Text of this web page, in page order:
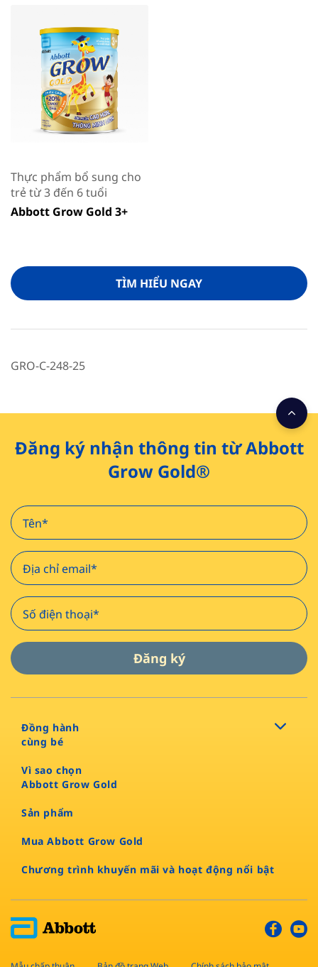
Thực phẩm bổ sung cho
trẻ từ 3 đến 6 tuổi
Abbott Grow Gold 3+
TÌM HIỂU NGAY
GRO-C-248-25
Đăng ký nhận thông tin từ Abbott
Grow Gold®
Đăng ký
Đồng hành
cùng bé
Vì sao chọn
Abbott Grow Gold​
Sản phẩm​
Mua Abbott Grow Gold
Chương trình khuyến mãi và hoạt động nổi bật